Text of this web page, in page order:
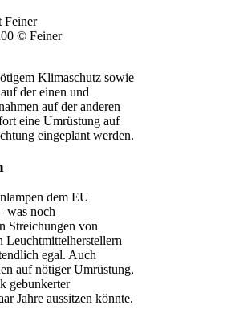
Feiner
© Feiner
Klimaschutz sowie
der einen und
auf der anderen
eine Umrüstung auf
eingeplant werden.
dem EU
was noch
Streichungen von
Leuchtmittelherstellern
egal. Auch
auf nötiger Umrüstung,
gebunkerter
Jahre aussitzen könnte.